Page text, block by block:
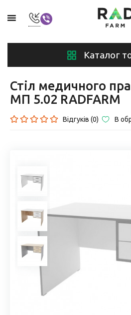
Каталог
Стіл медичного
МП 5.02 RADFARM
Відгуків (0) В